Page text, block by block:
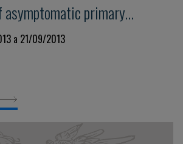
asymptomatic primary
a 21/09/2013